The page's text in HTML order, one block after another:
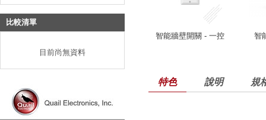
比較清單
目前尚無資料
智能牆壁開關 - 一控 智
特色 說明 規